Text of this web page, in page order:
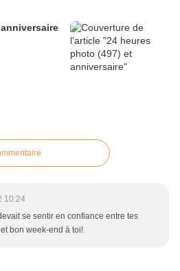
10:24
se sentir en confiance entre tes
bon week-end à toi!